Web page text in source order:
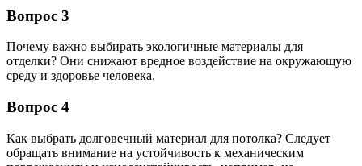
Вопрос 3
Почему важно выбирать экологичные материалы для
отделки? Они снижают вредное воздействие на окружающую
среду и здоровье человека.
Вопрос 4
Как выбрать долговечный материал для потолка? Следует
обращать внимание на устойчивость к механическим